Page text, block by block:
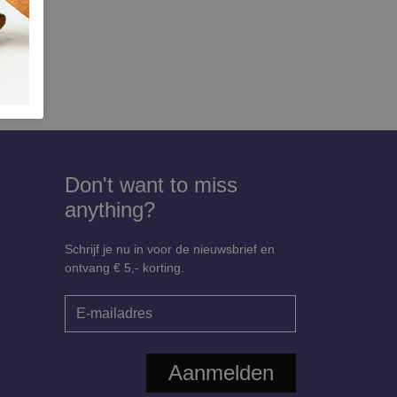
Don't want to miss
anything?
Schrijf je nu in voor de nieuwsbrief en
ontvang € 5,- korting.
Aanmelden